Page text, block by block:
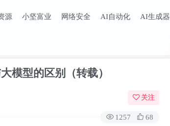
源 小坚富业 网络安全 AI自动化 AI生成器
模型的区别（转载）
关注
1257 68